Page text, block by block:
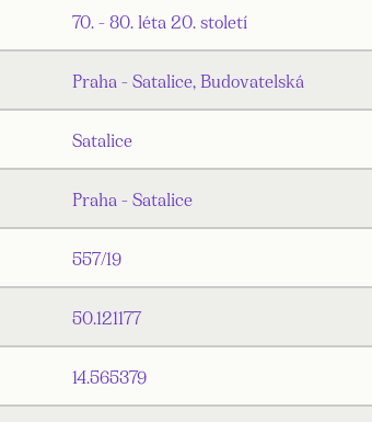
70. - 80. léta 20. století
Praha - Satalice, Budovatelská
Satalice
Praha - Satalice
557/19
50.121177
14.565379